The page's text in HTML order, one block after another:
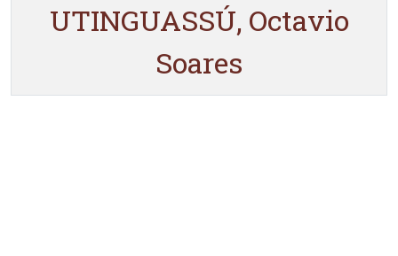
UTINGUASSÚ, Octavio
Soares